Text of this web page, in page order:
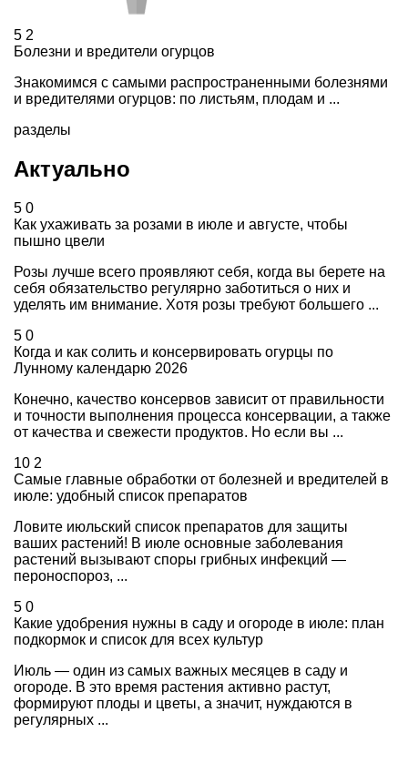
5 2
Болезни и вредители огурцов
Знакомимся с самыми распространенными болезнями
и вредителями огурцов: по листьям, плодам и ...
разделы
Актуально
5 0
Как ухаживать за розами в июле и августе, чтобы
пышно цвели
Розы лучше всего проявляют себя, когда вы берете на
себя обязательство регулярно заботиться о них и
уделять им внимание. Хотя розы требуют большего ...
5 0
Когда и как солить и консервировать огурцы по
Лунному календарю 2026
Конечно, качество консервов зависит от правильности
и точности выполнения процесса консервации, а также
от качества и свежести продуктов. Но если вы ...
10 2
Самые главные обработки от болезней и вредителей в
июле: удобный список препаратов
Ловите июльский список препаратов для защиты
ваших растений! В июле основные заболевания
растений вызывают споры грибных инфекций —
пероноспороз, ...
5 0
Какие удобрения нужны в саду и огороде в июле: план
подкормок и список для всех культур
Июль — один из самых важных месяцев в саду и
огороде. В это время растения активно растут,
формируют плоды и цветы, а значит, нуждаются в
регулярных ...